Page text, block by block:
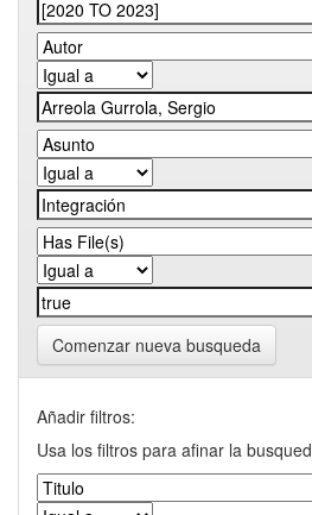
Comenzar nueva busqueda
Añadir filtros:
Usa los filtros para afinar la